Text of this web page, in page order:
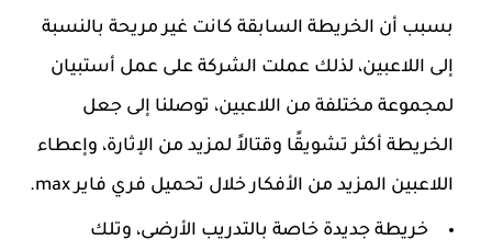
بسبب أن الخريطة السابقة كانت غير مريحة بالنسبة
إلى اللاعبين، لذلك عملت الشركة على عمل أستبيان
لمجموعة مختلفة من اللاعبين، توصلنا إلى جعل
الخريطة أكثر تشويقًا وقتالاً لمزيد من الإثارة، وإعطاء
اللاعبين المزيد من الأفكار خلال تحميل فري فاير max.
خريطة جديدة خاصة بالتدريب الأرضي، وتلك